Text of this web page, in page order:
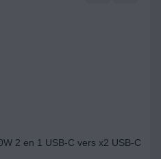
2 en 1 USB-C vers x2 USB-C